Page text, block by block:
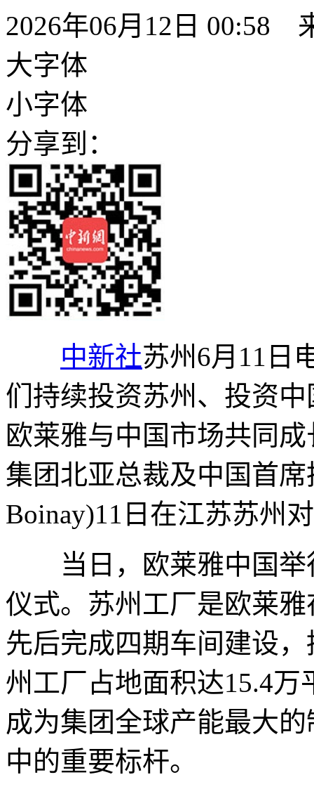
2026年06月12日 00:58
大字体
小字体
分享到：
中新社苏州6月11日
们持续投资苏州、投资
欧莱雅与中国市场共同
集团北亚总裁及中国首
Boinay)11日在江苏苏州对
当日，欧莱雅中国举
仪式。苏州工厂是欧莱
先后完成四期车间建设
州工厂占地面积达15.4
成为集团全球产能最大
中的重要标杆。